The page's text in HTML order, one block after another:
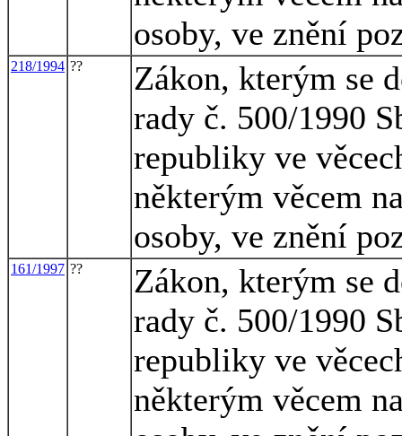
osoby, ve znění
218/1994 ??
Zákon, kterým se
rady č. 500/1990
republiky ve
některým věcem
osoby, ve znění
161/1997 ??
Zákon, kterým se
rady č. 500/1990
republiky ve
některým věcem